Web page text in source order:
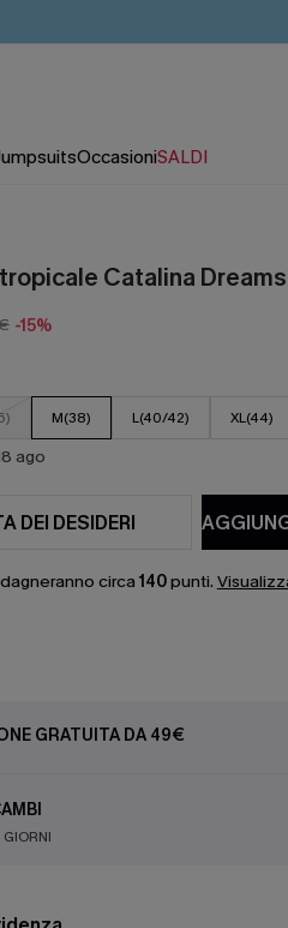
OccasioniSALDI
Catalina Dreams
-15%
M(38) L(40/42) XL(44)
ago
DEI DESIDERI
circa 140punti.
GRATUITA DA 49€